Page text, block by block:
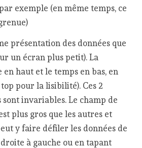
exemple (en même temps, ce
présentation des données que
un écran plus petit). La
haut et le temps en bas, en
pour la lisibilité). Ces 2
sont invariables. Le champ de
plus gros que les autres et
y faire défiler les données de
à gauche ou en tapant